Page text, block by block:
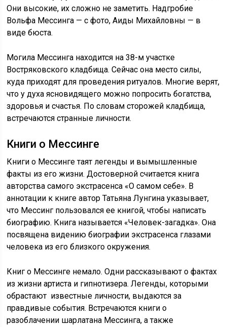
Они высокие, их сложно не заметить. Надгробие
Вольфа Мессинга — с фото, Аиды Михайловны — в
виде бюста.
Могила Мессинга находится на 38-м участке
Востряковского кладбища. Сейчас она место силы,
куда приходят для проведения ритуалов. Многие верят,
что у духа ясновидящего можно попросить богатства,
здоровья и счастья. По словам сторожей кладбища,
встречаются странные личности.
Книги о Мессинге
Книги о Мессинге таят легенды и вымышленные
факты из его жизни. Достоверной считается книга
авторства самого экстрасенса «О самом себе». В
аннотации к книге автор Татьяна Лунгина указывает,
что Мессинг пользовался ее книгой, чтобы написать
биографию. Книга называется «Человек-загадка». Она
посвящена видению биографии экстрасенса глазами
человека из его близкого окружения.
Книг о Мессинге немало. Одни рассказывают о фактах
из жизни артиста и гипнотизера. Легенды, которыми
обрастают известные личности, выдаются за
правдивые события. Встречаются книги о
разоблачении шарлатана Мессинга, а также